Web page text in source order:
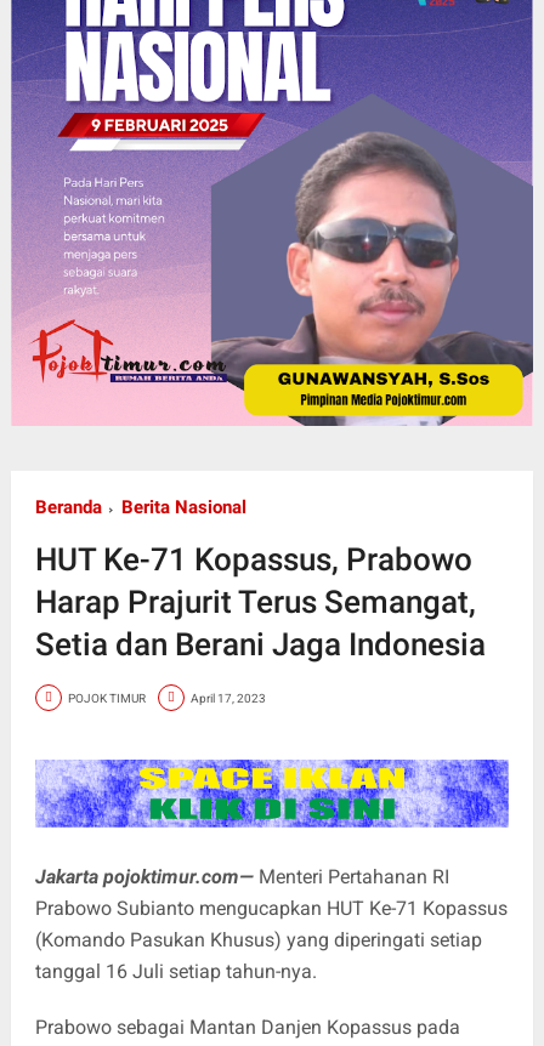
Beranda Berita Nasional
HUT Ke-71 Kopassus, Prabowo
Harap Prajurit Terus Semangat,
Setia dan Berani Jaga Indonesia
POJOK TIMUR April 17, 2023
Jakarta pojoktimur.com—Menteri Pertahanan RI
Prabowo Subianto mengucapkan HUT Ke-71 Kopassus
(Komando Pasukan Khusus) yang diperingati setiap
tanggal 16 Juli setiap tahun-nya.
Prabowo sebagai Mantan Danjen Kopassus pada